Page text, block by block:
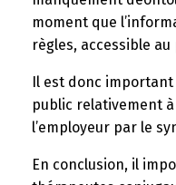
moment que
règles, accessible
Il est donc
public relativement
l’employeur par le
En conclusion, il